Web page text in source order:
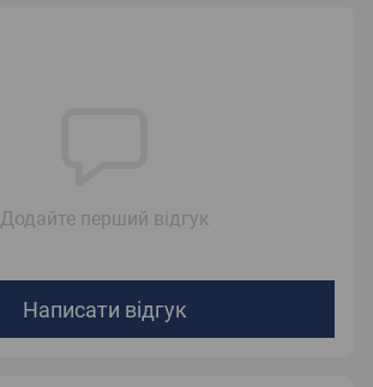
Додайте перший відгук
Написати відгук